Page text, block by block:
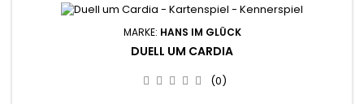
MARKE: HANS IM GLÜCK
DUELL UM CARDIA
(0)